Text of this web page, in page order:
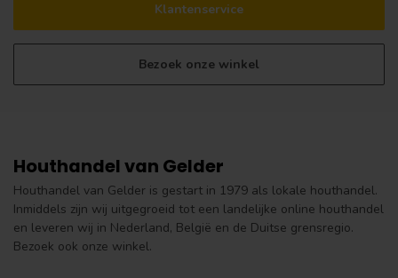
Klantenservice
Bezoek onze winkel
Houthandel van Gelder
Houthandel van Gelder is gestart in 1979 als lokale houthandel.
Inmiddels zijn wij uitgegroeid tot een landelijke online houthandel
en leveren wij in Nederland, België en de Duitse grensregio.
Bezoek ook onze winkel.